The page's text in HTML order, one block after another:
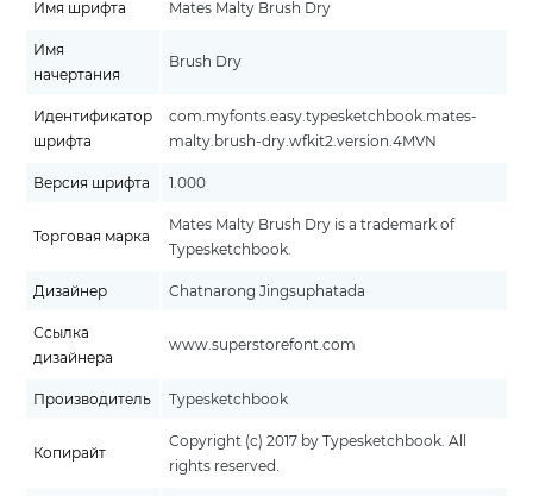
Имя шрифта Mates Malty Brush Dry
Имя
начертания
Brush Dry
Идентификатор
шрифта
com.myfonts.easy.typesketchbook.mates-
malty.brush-dry.wfkit2.version.4MVN
Версия шрифта 1.000
Торговая марка
Mates Malty Brush Dry is a trademark of
Typesketchbook.
Дизайнер Chatnarong Jingsuphatada
Ссылка
дизайнера
www.superstorefont.com
Производитель Typesketchbook
Копирайт
Copyright (c) 2017 by Typesketchbook. All
rights reserved.